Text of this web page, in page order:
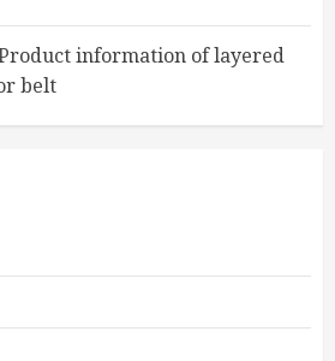
information of layered
belt